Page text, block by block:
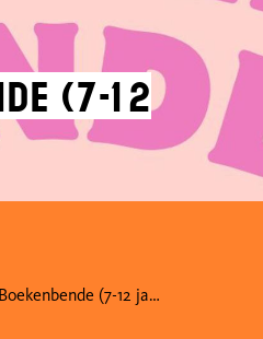
(7-12
Boekenbende (7-12 jaar)